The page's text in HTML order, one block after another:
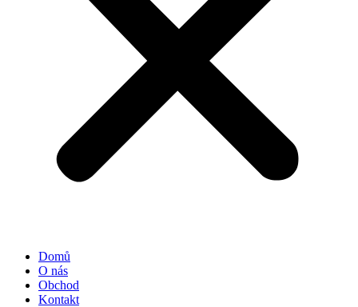
Domů
O nás
Obchod
Kontakt